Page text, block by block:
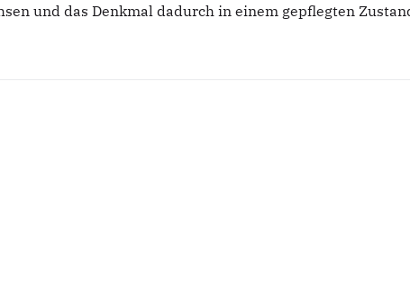
und das Denkmal dadurch in einem gepflegten